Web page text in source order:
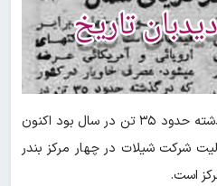
مصرف خاویار در کشور که در گذشته حدود ۳۵ تن در سال بود اکنون
شرکت شیلات در چهار مرکز بندر
است.